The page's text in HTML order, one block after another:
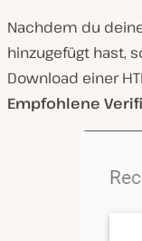
Nachdem du
hinzugefügt hast,
Download einer
Empfohlene